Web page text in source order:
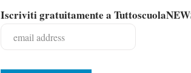
Iscriviti gratuitamente a